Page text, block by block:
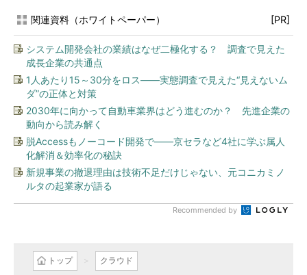
関連資料（ホワイトペーパー） [PR]
システム開発会社の業績はなぜ二極化する？ 調査で見えた
成長企業の共通点
1人あたり15～30分をロス――実態調査で見えた“見えないム
ダ”の正体と対策
2030年に向かって自動車業界はどう進むのか？ 先進企業の
動向から読み解く
脱Accessもノーコード開発で――京セラなど4社に学ぶ属人
化解消＆効率化の秘訣
新規事業の撤退理由は技術不足だけじゃない、元コニカミノ
ルタの起業家が語る
Recommended by
トップ クラウド